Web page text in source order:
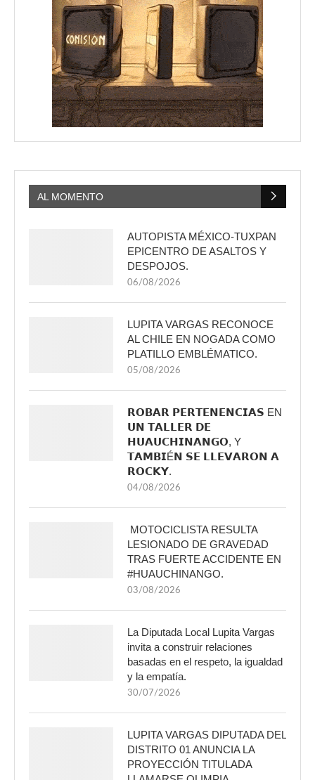
AL MOMENTO
AUTOPISTA MÉXICO-TUXPAN
EPICENTRO DE ASALTOS Y
DESPOJOS.
06/08/2026
LUPITA VARGAS RECONOCE
AL CHILE EN NOGADA COMO
PLATILLO EMBLÉMATICO.
05/08/2026
𝗥𝗢𝗕𝗔𝗥 𝗣𝗘𝗥𝗧𝗘𝗡𝗘𝗡𝗖𝗜𝗔𝗦 EN
𝗨𝗡 𝗧𝗔𝗟𝗟𝗘𝗥 𝗗𝗘
𝗛𝗨𝗔𝗨𝗖𝗛𝗜𝗡𝗔𝗡𝗚𝗢, Y
𝗧𝗔𝗠𝗕𝗜É𝗡 𝗦𝗘 𝗟𝗟𝗘𝗩𝗔𝗥𝗢𝗡 𝗔
𝗥𝗢𝗖𝗞𝗬.
04/08/2026
MOTOCICLISTA RESULTA
LESIONADO DE GRAVEDAD
TRAS FUERTE ACCIDENTE EN
#HUAUCHINANGO.
03/08/2026
La Diputada Local Lupita Vargas
invita a construir relaciones
basadas en el respeto, la igualdad
y la empatía.
30/07/2026
LUPITA VARGAS DIPUTADA DEL
DISTRITO 01 ANUNCIA LA
PROYECCIÓN TITULADA